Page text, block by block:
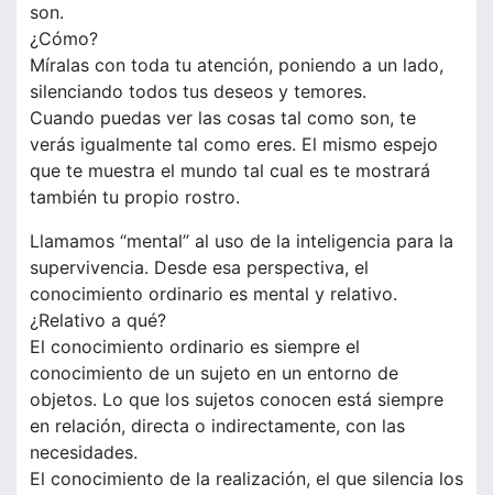
son.
¿Cómo?
Míralas con toda tu atención, poniendo a un lado,
silenciando todos tus deseos y temores.
Cuando puedas ver las cosas tal como son, te
verás igualmente tal como eres. El mismo espejo
que te muestra el mundo tal cual es te mostrará
también tu propio rostro.
Llamamos “mental” al uso de la inteligencia para la
supervivencia. Desde esa perspectiva, el
conocimiento ordinario es mental y relativo.
¿Relativo a qué?
El conocimiento ordinario es siempre el
conocimiento de un sujeto en un entorno de
objetos. Lo que los sujetos conocen está siempre
en relación, directa o indirectamente, con las
necesidades.
El conocimiento de la realización, el que silencia los